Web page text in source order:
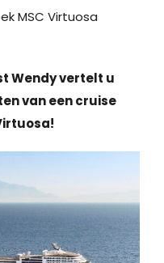
MSC Virtuosa
Wendy vertelt u
van een cruise